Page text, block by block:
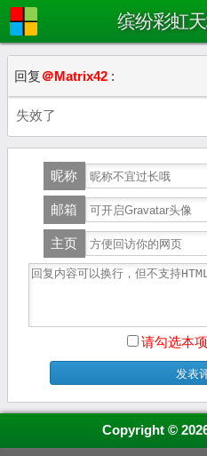
缤纷彩虹
回复 ＠Matrix42 :
失效了
昵称
邮箱
主页
请勾选本
Copyright ©